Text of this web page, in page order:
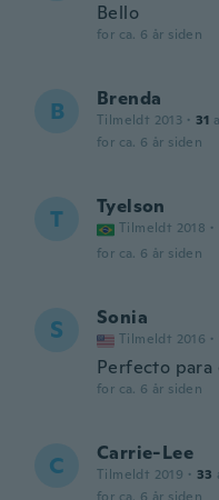
Bello
for ca. 6 år siden
B Brenda
Tilmeldt 2013 · 31
for ca. 6 år siden
T Tyelson
Tilmeldt 2018 ·
for ca. 6 år siden
S Sonia
Tilmeldt 2016 ·
Perfecto para
for ca. 6 år siden
C Carrie-Lee
Tilmeldt 2019 · 33